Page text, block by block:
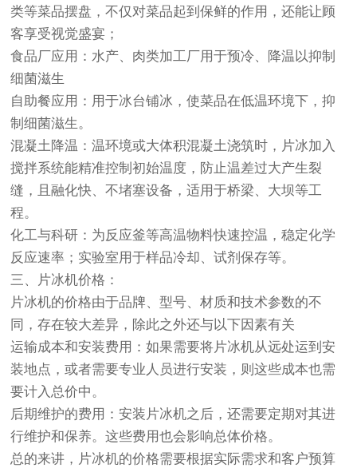
类等菜品摆盘，不仅对菜品起到保鲜的作用，还能让顾
客享受视觉盛宴；
食品厂应用：水产、肉类加工厂用于预冷、降温以抑制
细菌滋生
自助餐应用：用于冰台铺冰，使菜品在低温环境下，抑
制细菌滋生。
混凝土降温：温环境或大体积混凝土浇筑时，片冰加入
搅拌系统能精准控制初始温度，防止温差过大产生裂
缝，且融化快、不堵塞设备，适用于桥梁、大坝等工
程。
化工与科研：为反应釜等高温物料快速控温，稳定化学
反应速率；实验室用于样品冷却、试剂保存等。
三、片冰机价格：
片冰机的价格由于品牌、型号、材质和技术参数的不
同，存在较大差异，除此之外还与以下因素有关
运输成本和安装费用：如果需要将片冰机从远处运到安
装地点，或者需要专业人员进行安装，则这些成本也需
要计入总价中。
后期维护的费用：安装片冰机之后，还需要定期对其进
行维护和保养。这些费用也会影响总体价格。
总的来讲，片冰机的价格需要根据实际需求和客户预算